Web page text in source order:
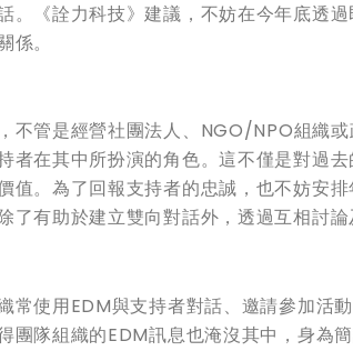
。《詮力科技》建議，不妨在今年底透
係。
不管是經營社團法人、NGO/NPO組織
者在其中所扮演的角色。這不僅是對過
值。為了回報支持者的忠誠，也不妨安
了有助於建立雙向對話外，透過互相討
常使用EDM與支持者對話、邀請參加活
團隊組織的EDM訊息也淹沒其中，身為